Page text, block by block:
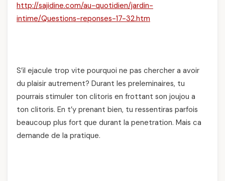
http://sajidine.com/au-quotidien/jardin-
intime/Questions-reponses-17-32.htm
S’il ejacule trop vite pourquoi ne pas chercher a avoir
du plaisir autrement? Durant les preleminaires, tu
pourrais stimuler ton clitoris en frottant son joujou a
ton clitoris. En t’y prenant bien, tu ressentiras parfois
beaucoup plus fort que durant la penetration. Mais ca
demande de la pratique.